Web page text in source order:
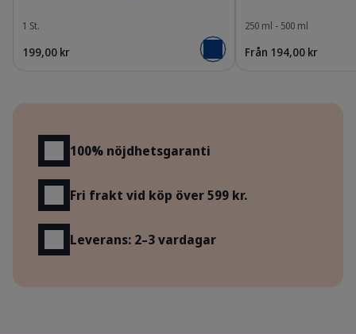
1 St.
199,00 kr Lägg i varukorgen
250 ml - 500 ml
Från 194,00 kr
100% nöjdhetsgaranti
Fri frakt vid köp över 599 kr.
Leverans: 2–3 vardagar